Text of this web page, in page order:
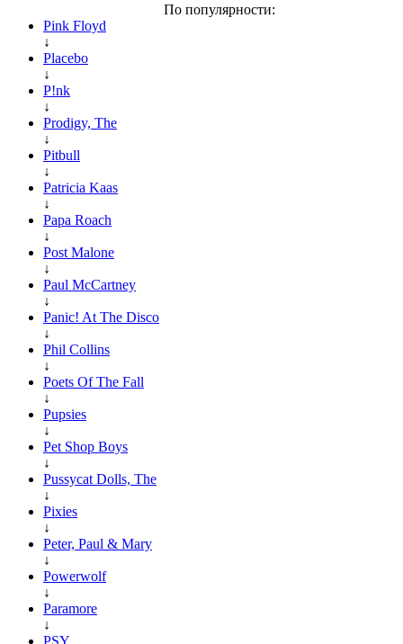
По популярности:
Pink Floyd
↓
Placebo
↓
P!nk
↓
Prodigy, The
↓
Pitbull
↓
Patricia Kaas
↓
Papa Roach
↓
Post Malone
↓
Paul McCartney
↓
Panic! At The Disco
↓
Phil Collins
↓
Poets Of The Fall
↓
Pupsies
↓
Pet Shop Boys
↓
Pussycat Dolls, The
↓
Pixies
↓
Peter, Paul & Mary
↓
Powerwolf
↓
Paramore
↓
PSY